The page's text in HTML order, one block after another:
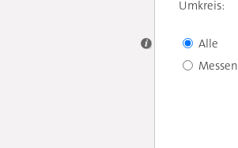
Umkreis:
Alle
Messen